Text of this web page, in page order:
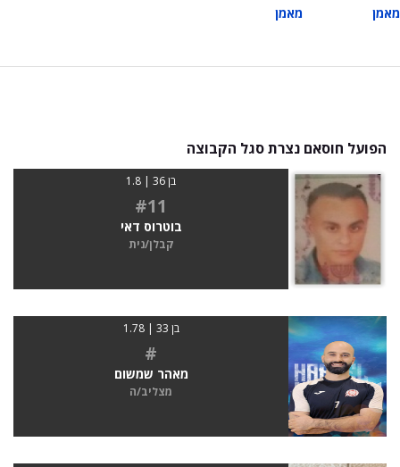
מאמן מאמן
הפועל חוסאם נצרת סגל הקבוצה
בן 36 | 1.8
#11
בוטרוס דאי
קבלן/נית
בן 33 | 1.78
#
מאהר שמשום
מצליב/ה